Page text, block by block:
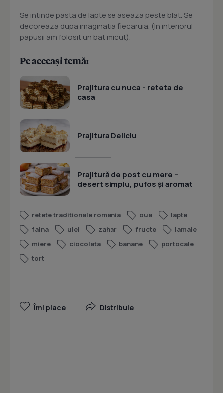
Se intinde pasta de lapte se aseaza peste blat. Se
decoreaza dupa imaginatia fiecaruia. (In interiorul
papusii am folosit un bat micut).
Pe aceeași temă:
Prajitura cu nuca - reteta de
casa
Prajitura Deliciu
Prajitură de post cu mere –
desert simplu, pufos și aromat
retete traditionale romania oua
lapte
faina
ulei zahar fructe
lamaie
miere
ciocolata banane
portocale
tort
Îmi place Distribuie